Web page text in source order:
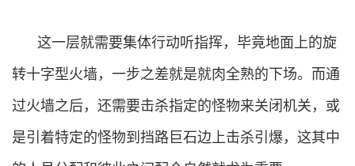
这一层就需要集体行动听指挥，毕竟地面上的旋
转十字型火墙，一步之差就是就肉全熟的下场。而通
过火墙之后，还需要击杀指定的怪物来关闭机关，或
是引着特定的怪物到挡路巨石边上击杀引爆，这其中